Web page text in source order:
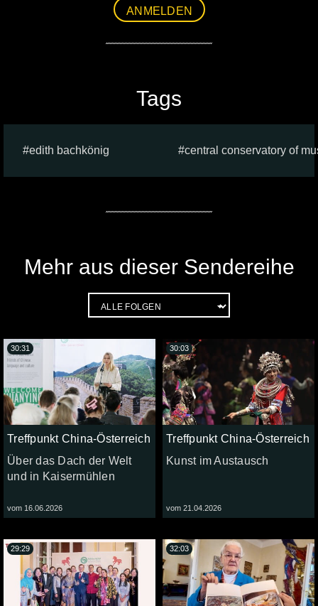
ANMELDEN
Tags
edith bachkönig central conservatory of
Mehr aus dieser Sendereihe
Treffpunkt China-Österreich
Über das Dach der Welt
und in Kaisermühlen
vom 16.06.2026
30:31
Treffpunkt China-Österreich
Kunst im Austausch
vom 21.04.2026
30:03
29:29 32:03